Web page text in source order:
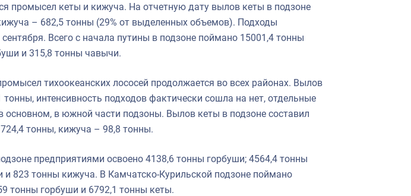
промысел кеты и кижуча. На отчетную дату вылов кеты в подзоне
– 682,5 тонны (29% от выделенных объемов). Подходы
Всего с начала путины в подзоне поймано 15001,4 тонны
и 315,8 тонны чавычи.
тихоокеанских лососей продолжается во всех районах. Вылов
тонны, интенсивность подходов фактически сошла на нет, отдельные
в южной части подзоны. Вылов кеты в подзоне составил
тонны, кижуча – 98,8 тонны.
предприятиями освоено 4138,6 тонны горбуши; 4564,4 тонны
и 823 тонны кижуча. В Камчатско-Курильской подзоне поймано
тонны горбуши и 6792,1 тонны кеты.